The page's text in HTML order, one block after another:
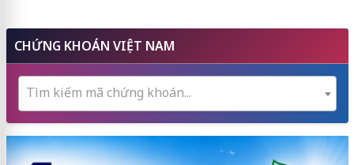
CHỨNG KHOÁN VIỆT NAM
Tìm kiếm mã chứng khoán...